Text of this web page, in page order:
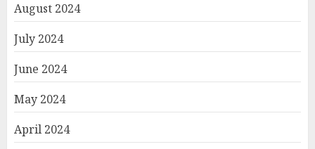
August 2024
July 2024
June 2024
May 2024
April 2024